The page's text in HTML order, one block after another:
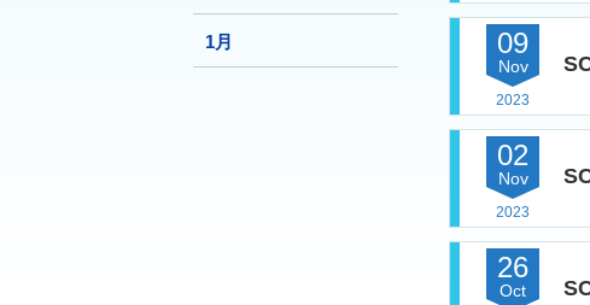
1月 09
Nov
2023
02
Nov
2023
26
Oct